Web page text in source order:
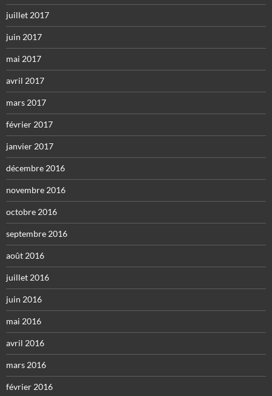
juillet 2017
juin 2017
mai 2017
avril 2017
mars 2017
février 2017
janvier 2017
décembre 2016
novembre 2016
octobre 2016
septembre 2016
août 2016
juillet 2016
juin 2016
mai 2016
avril 2016
mars 2016
février 2016